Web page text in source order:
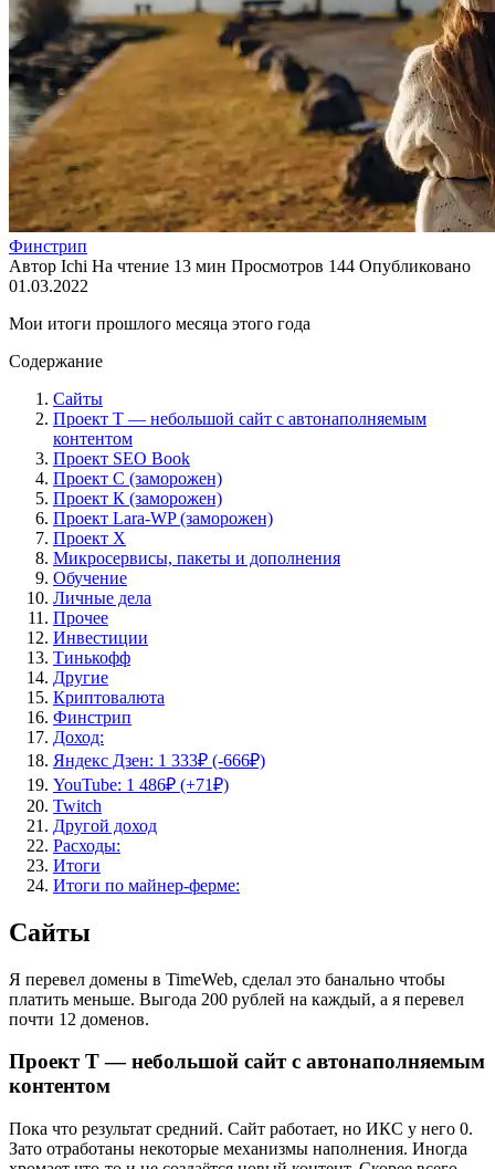
Финстрип
Автор Ichi На чтение 13 мин Просмотров 144 Опубликовано
01.03.2022
Мои итоги прошлого месяца этого года
Содержание
Сайты
Проект Т — небольшой сайт с автонаполняемым
контентом
Проект SEO Book
Проект С (заморожен)
Проект К (заморожен)
Проект Lara-WP (заморожен)
Проект X
Микросервисы, пакеты и дополнения
Обучение
Личные дела
Прочее
Инвестиции
Тинькофф
Другие
Криптовалюта
Финстрип
Доход:
Яндекс Дзен: 1 333₽ (-666₽)
YouTube: 1 486₽ (+71₽)
Twitch
Другой доход
Расходы:
Итоги
Итоги по майнер-ферме:
Сайты
Я перевел домены в TimeWeb, сделал это банально чтобы
платить меньше. Выгода 200 рублей на каждый, а я перевел
почти 12 доменов.
Проект Т — небольшой сайт с автонаполняемым
контентом
Пока что результат средний. Сайт работает, но ИКС у него 0.
Зато отработаны некоторые механизмы наполнения. Иногда